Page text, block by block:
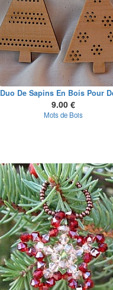
Duo De Sapins En Bois Pour
9.00 €
Mots de Bois